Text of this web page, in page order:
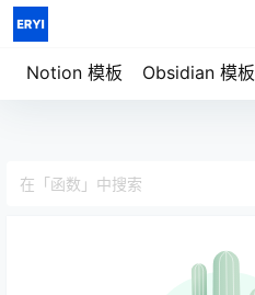
Notion 模板 Obsidian 模板
笔记、任务、项目与人生